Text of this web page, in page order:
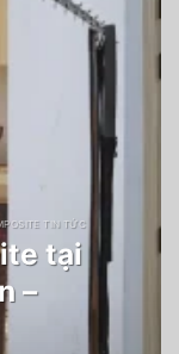
TIN TỨC
tại
–